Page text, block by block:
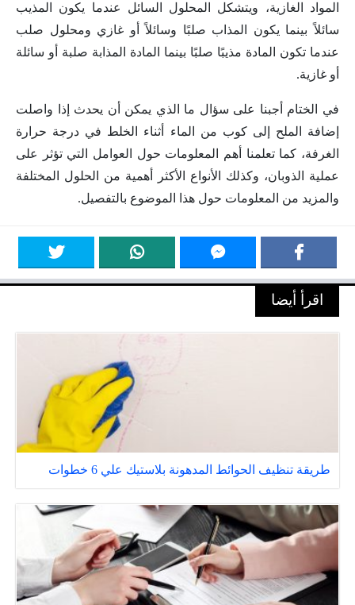
المواد الغازية، ويتشكل المحلول السائل عندما يكون المذيب
سائلاً بينما يكون المذاب صلبًا وسائلاً أو غازي ومحلول صلب
عندما تكون المادة مذيبًا صلبًا بينما المادة المذابة صلبة أو سائلة
أو غازية.
في الختام أجبنا على سؤال ما الذي يمكن أن يحدث إذا واصلت
إضافة الملح إلى كوب من الماء أثناء الخلط في درجة حرارة
الغرفة، كما تعلمنا أهم المعلومات حول العوامل التي تؤثر على
عملية الذوبان، وكذلك الأنواع الأكثر أهمية من الحلول المختلفة
والمزيد من المعلومات حول هذا الموضوع بالتفصيل.
اقرأ أيضا
طريقة تنظيف الحوائط المدهونة بلاستيك علي 6 خطوات